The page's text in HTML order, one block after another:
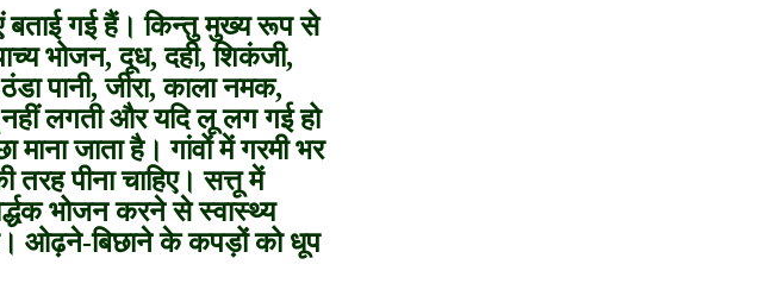
बताई गई हैं। किन्तु मुख्य रूप से
भोजन, दूध, दही, शिकंजी,
पानी, जीरा, काला नमक,
लगती और यदि लू लग गई हो
जाता है। गांवों में गरमी भर
पीना चाहिए। सत्तू में
भोजन करने से स्वास्थ्य
ओढ़ने-बिछाने के कपड़ों को धूप